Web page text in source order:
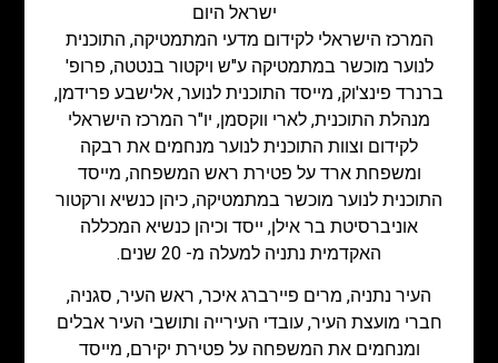
ישראל היום
המרכז הישראלי לקידום מדעי המתמטיקה, התוכנית
לנוער מוכשר במתמטיקה ע"ש ויקטור בנטטה, פרופ'
ברנרד פינצ'וק, מייסד התוכנית לנוער, אלישבע פרידמן,
מנהלת התוכנית, לארי ווקסמן, יו"ר המרכז הישראלי
לקידום וצוות התוכנית לנוער מנחמים את רבקה
ומשפחת ארד על פטירת ראש המשפחה, מייסד
התוכנית לנוער מוכשר במתמטיקה, כיהן כנשיא ורקטור
אוניברסיטת בר אילן, ייסד וכיהן כנשיא המכללה
האקדמית נתניה למעלה מ- 20 שנים.
העיר נתניה, מרים פיירברג איכר, ראש העיר, סגניה,
חברי מועצת העיר, עובדי העירייה ותושבי העיר אבלים
ומנחמים את המשפחה על פטירת יקירם, מייסד